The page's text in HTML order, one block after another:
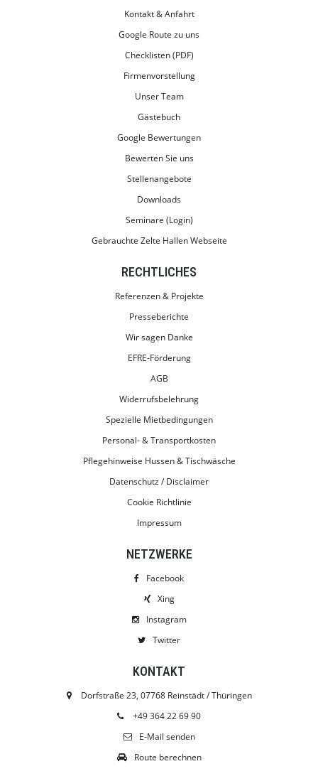
Kontakt & Anfahrt
Google Route zu uns
Checklisten (PDF)
Firmenvorstellung
Unser Team
Gästebuch
Google Bewertungen
Bewerten Sie uns
Stellenangebote
Downloads
Seminare (Login)
Gebrauchte Zelte Hallen Webseite
RECHTLICHES
Referenzen & Projekte
Presseberichte
Wir sagen Danke
EFRE-Förderung
AGB
Widerrufsbelehrung
Spezielle Mietbedingungen
Personal- & Transportkosten
Pflegehinweise Hussen & Tischwäsche
Datenschutz / Disclaimer
Cookie Richtlinie
Impressum
NETZWERKE
Facebook
Xing
Instagram
Twitter
KONTAKT
Dorfstraße 23, 07768 Reinstädt / Thüringen
+49 364 22 69 90
E-Mail senden
Route berechnen